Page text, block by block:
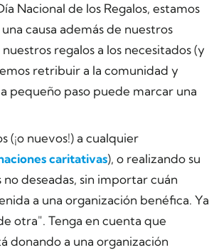
Nacional de los Regalos, estamos
causa además de nuestros
regalos a los necesitados (y
retribuir a la comunidad y
pequeño paso puede marcar una
nuevos!) a cualquier
caritativas), o realizando su
deseadas, sin importar cuán
a una organización benéfica. Ya
otra". Tenga en cuenta que
donando a una organización